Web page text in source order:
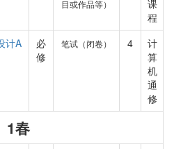
目或作品等）
课
程
计A
必
修
笔试（闭卷） 4
计
算
机
通
修
1春